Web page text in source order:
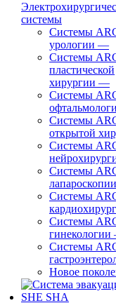
системы
Системы
урологии —
Системы
пластической
хирургии —
Системы
Системы
открытой
Системы
Системы
лапароскопии
Системы
Системы
гинекологии
Системы
Новое